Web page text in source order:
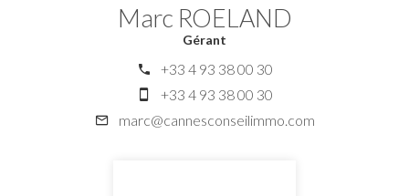
Marc ROELAND
Gérant
+33 4 93 38 00 30
+33 4 93 38 00 30
marc@cannesconseilimmo.com